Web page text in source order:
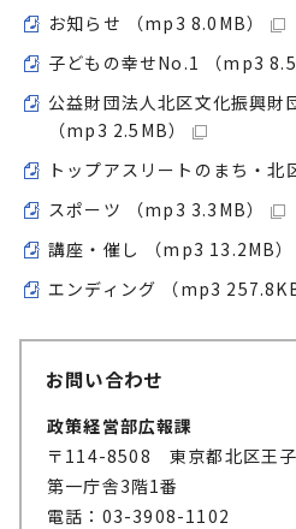
お知らせ （mp3 8.0MB）
子どもの幸せNo.1 （mp3
公益財団法人北区文化振興
（mp3 2.5MB）
トップアスリートのまち・北
スポーツ （mp3 3.3MB）
講座・催し （mp3 13.2MB）
エンディング （mp3 257.8KB
お問い合わせ
政策経営部広報課
〒114-8508 東京都北区王
第一庁舎3階1番
電話：03-3908-1102